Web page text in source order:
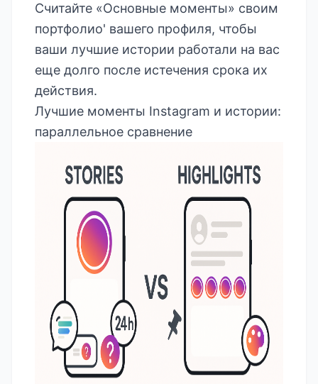
Считайте «Основные моменты» своим
портфолио' вашего профиля, чтобы
ваши лучшие истории работали на вас
еще долго после истечения срока их
действия.
Лучшие моменты Instagram и истории:
параллельное сравнение